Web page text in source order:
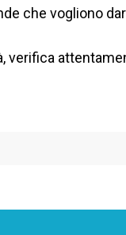
che vogliono
verifica